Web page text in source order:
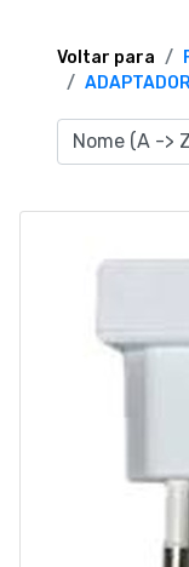
TERMOS E
Voltar para